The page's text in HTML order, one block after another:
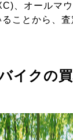
、オールマ
ことから、
イクの